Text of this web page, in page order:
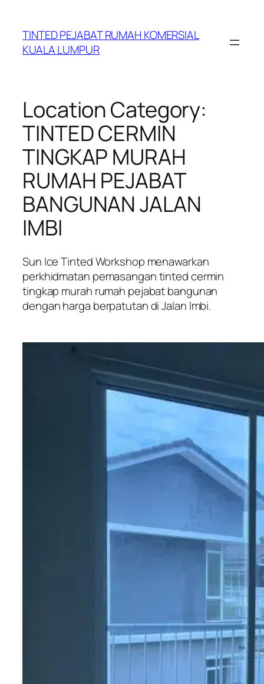
content
TINTED PEJABAT RUMAH KOMERSIAL
KUALA LUMPUR
Location Category:
TINTED CERMIN
TINGKAP MURAH
RUMAH PEJABAT
BANGUNAN JALAN
IMBI
Sun Ice Tinted Workshop menawarkan
perkhidmatan pemasangan tinted cermin
tingkap murah rumah pejabat bangunan
dengan harga berpatutan di Jalan Imbi.